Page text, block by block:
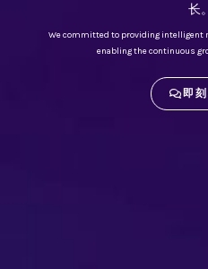
长。
We committed to providing
enabling the continuous
即